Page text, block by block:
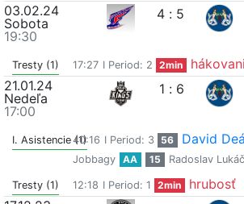
03.02.24
Sobota
19:30
4 : 5
Tresty (1) 17:27 I Period: 2 2min
21.01.24
Nedeľa
17:00
1 : 6
I. Asistencie (1)40:16 I Period: 3 56 David
Jobbagy
AA 15 Radoslav Lukáč
Tresty (1) 12:18 I Period: 1 2min
hrubosť